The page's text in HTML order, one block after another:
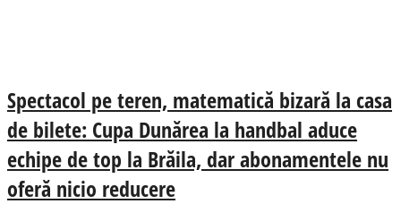
Spectacol pe teren, matematică bizară la casa
de bilete: Cupa Dunărea la handbal aduce
echipe de top la Brăila, dar abonamentele nu
oferă nicio reducere